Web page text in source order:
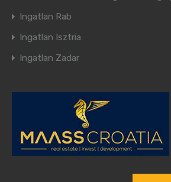
Ingatlan Rab
Ingatlan Isztria
Ingatlan Zadar